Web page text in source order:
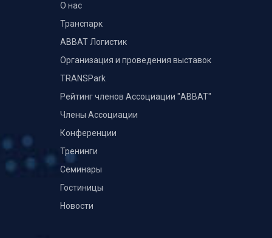
О нас
Транспарк
ABBAT Логистик
Организация и проведения выставок
TRANSPark
Рейтинг членов Ассоциации "АВВАТ"
Члены Ассоциации
Конференции
Тренинги
Семинары
Гостиницы
Новости